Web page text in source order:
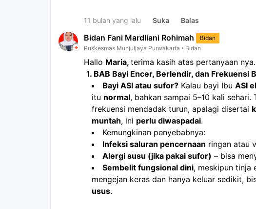
11 bulan yang lalu Suka Balas
Bidan Fani Mardliani Rohimah
Bidan
Puskesmas Munjuljaya Purwakarta
Bidan
Hallo Maria, terima kasih atas pertanyaan nya.
1. BAB Bayi Encer, Berlendir, dan Frekuensi
Bayi ASI atau sufor? Kalau bayi Ibu ASI
itu normal, bahkan sampai 5–10 kali sehari.
frekuensi mendadak turun, apalagi disertai
muntah, ini perlu diwaspadai.
Kemungkinan penyebabnya:
Infeksi saluran pencernaan ringan atau
Alergi susu (jika pakai sufor) – bisa
Sembelit fungsional dini, meskipun tinja
mengejan keras dan hanya keluar sedikit,
usus.